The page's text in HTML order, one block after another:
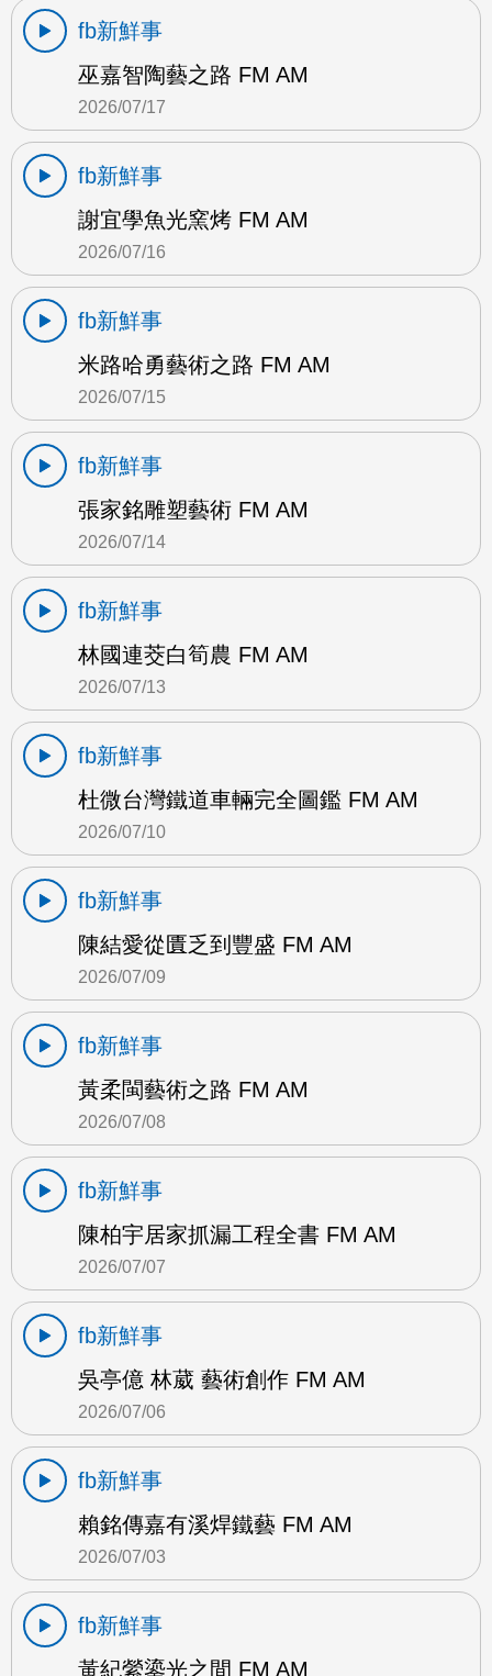
fb新鮮事
巫嘉智陶藝之路 FM AM
2026/07/17
fb新鮮事
謝宜學魚光窯烤 FM AM
2026/07/16
fb新鮮事
米路哈勇藝術之路 FM AM
2026/07/15
fb新鮮事
張家銘雕塑藝術 FM AM
2026/07/14
fb新鮮事
林國連茭白筍農 FM AM
2026/07/13
fb新鮮事
杜微台灣鐵道車輛完全圖鑑 FM AM
2026/07/10
fb新鮮事
陳結愛從匱乏到豐盛 FM AM
2026/07/09
fb新鮮事
黃柔閩藝術之路 FM AM
2026/07/08
fb新鮮事
陳柏宇居家抓漏工程全書 FM AM
2026/07/07
fb新鮮事
吳亭億 林葳 藝術創作 FM AM
2026/07/06
fb新鮮事
賴銘傳嘉有溪焊鐵藝 FM AM
2026/07/03
fb新鮮事
黃紀縈鎏光之間 FM AM